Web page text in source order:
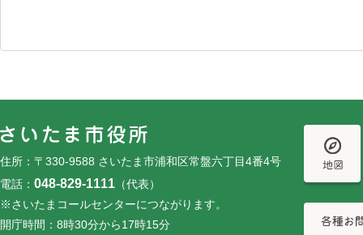
住所：〒330-9588 さいたま市浦和区常盤六丁目4番4号
電話： 048-829-1111 （代表）
※さいたまコールセンターにつながります。
開庁時間：8時30分から17時15分